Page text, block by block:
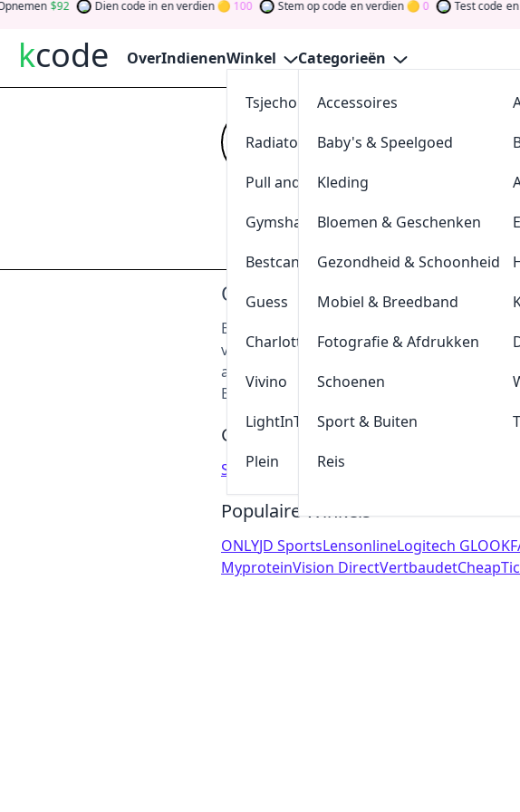
92 Dien code in en verdien 100 Stem op code en verdien 0 Test code en
kcode OverIndienenWinkel
Tsjechoreizen
Radiatorendiscounter
De
Pull and Bear
Lensonline
Gymshark
Bestcanvas
BrewDog
Guess
Tefal
Charlotte Tilbury
Durex
Vivino
LightInThebox
Fun en
Plein
Categorieën
Accessoires
Baby's & Speelgoed
Kleding
Bloemen & Geschenken
Gezondheid & Schoonheid
Mobiel & Breedband
Fotografie & Afdrukken
Schoenen
Sport & Buiten
Reis
Kijk opkcodevoor de beste
verdien tokens door bij te
gewinnen Sie Geld
Indienen budget.nl
Over Budget
Budget.nl - Budget Autoverhuur biedt een
voor al uw behoeften autoverhuur | Ontdek
aanbiedingen speciaal voor u gemaakt!
Budget Autoverhuur biedt betaalbare
Gerelateerde Winkels
SnappCar Mister Auto
Populaire Winkels
ONLYJD SportsLensonlineLogitech G
MyproteinVision DirectVertbaudet